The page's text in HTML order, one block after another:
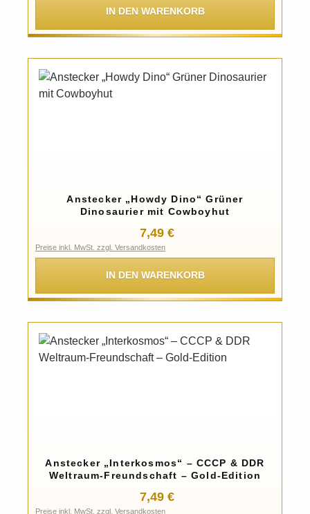
IN DEN WARENKORB
Anstecker „Howdy Dino“ Grüner
Dinosaurier mit Cowboyhut
Regulärer Preis:
7,49 €
Preise inkl. MwSt. zzgl. Versandkosten
IN DEN WARENKORB
Anstecker „Interkosmos“ – CCCP & DDR
Weltraum-Freundschaft – Gold-Edition
Regulärer Preis:
7,49 €
Preise inkl. MwSt. zzgl. Versandkosten